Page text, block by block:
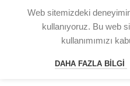
Web sitemizdeki
kullanıyoruz. Bu web
kullanımımızı
DAHA FAZLA BILGI